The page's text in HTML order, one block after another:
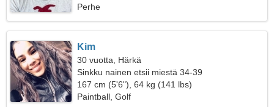
Perhe
Kim
30 vuotta, Härkä
Sinkku nainen etsii miestä 34-39
167 cm (5'6"), 64 kg (141 lbs)
Paintball, Golf